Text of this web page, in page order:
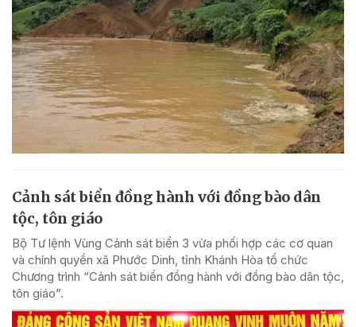
Cảnh sát biển đồng hành với đồng bào dân
tộc, tôn giáo
Bộ Tư lệnh Vùng Cảnh sát biển 3 vừa phối hợp các cơ quan
và chính quyền xã Phước Dinh, tỉnh Khánh Hòa tổ chức
Chương trình “Cảnh sát biển đồng hành với đồng bào dân tộc,
tôn giáo”.